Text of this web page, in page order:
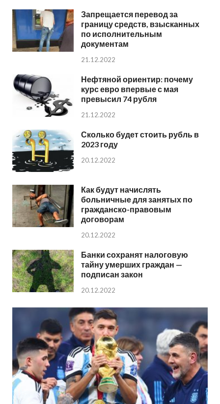
Запрещается перевод за
границу средств, взысканных
по исполнительным
документам
21.12.2022
Нефтяной ориентир: почему
курс евро впервые с мая
превысил 74 рубля
21.12.2022
Сколько будет стоить рубль в
2023 году
20.12.2022
Как будут начислять
больничные для занятых по
гражданско-правовым
договорам
20.12.2022
Банки сохранят налоговую
тайну умерших граждан —
подписан закон
20.12.2022